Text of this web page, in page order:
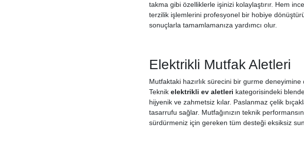
takma gibi özelliklerle işinizi kolaylaştırır. Hem
terzilik işlemlerini profesyonel bir hobiye
sonuçlarla tamamlamanıza yardımcı olur.
Elektrikli Mutfak Aletleri
Mutfaktaki hazırlık sürecini bir gurme
Teknik elektrikli ev aletleri kategorisindeki
hijyenik ve zahmetsiz kılar. Paslanmaz çelik
tasarrufu sağlar. Mutfağınızın teknik
sürdürmeniz için gereken tüm desteği eksiksiz